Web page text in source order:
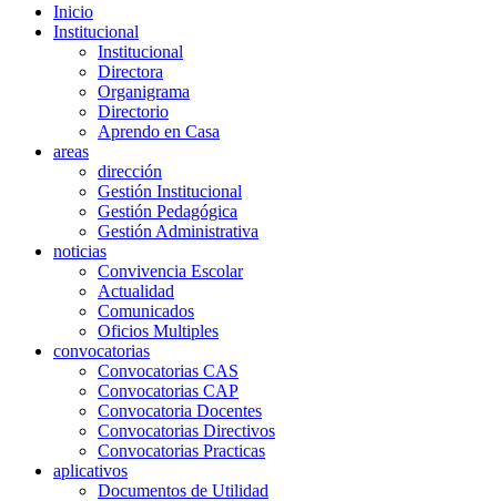
Inicio
Institucional
Institucional
Directora
Organigrama
Directorio
Aprendo en Casa
areas
dirección
Gestión Institucional
Gestión Pedagógica
Gestión Administrativa
noticias
Convivencia Escolar
Actualidad
Comunicados
Oficios Multiples
convocatorias
Convocatorias CAS
Convocatorias CAP
Convocatoria Docentes
Convocatorias Directivos
Convocatorias Practicas
aplicativos
Documentos de Utilidad